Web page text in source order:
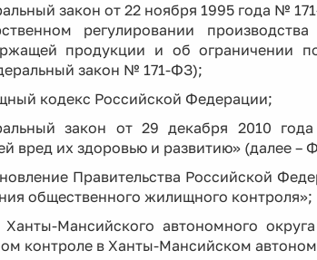
закон от 22 ноября 1995 года №
регулировании
продукции и об ограничении
закон № 171-ФЗ);
кодекс Российской Федерации;
закон от 29 декабря 2010
вред их здоровью и развитию» (далее
Правительства Российской
общественного жилищного контроля»;
Ханты-Мансийского автономного
контроле в Ханты-Мансийском